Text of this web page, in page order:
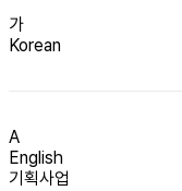
가
Korean
A
English
기획사업